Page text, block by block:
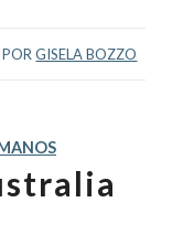
PORGISELA BOZZO